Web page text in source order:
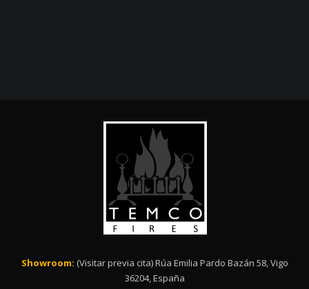
Showroom: (Visitar previa cita) Rúa Emilia Pardo Bazán 58, Vigo
36204, España